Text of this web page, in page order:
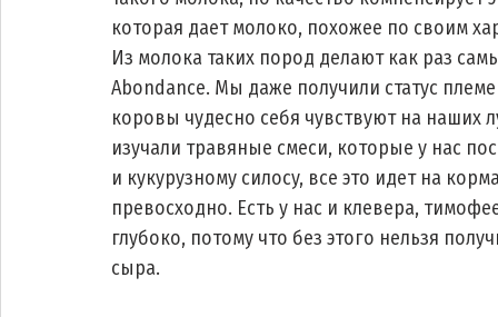
которая дает молоко, похожее по своим
Из молока таких пород делают как раз
Abondance. Мы даже получили статус
коровы чудесно себя чувствуют на наших
изучали травяные смеси, которые у нас
и кукурузному силосу, все это идет на
превосходно. Есть у нас и клевера,
глубоко, потому что без этого нельзя
сыра.